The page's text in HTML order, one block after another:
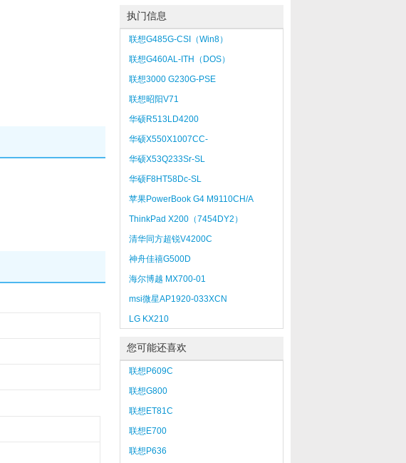
执门信息
联想G485G-CSI（Win8）
联想G460AL-ITH（DOS）
联想3000 G230G-PSE
联想昭阳V71
N1800X5256M030GDOxU
华硕R513LD4200
华硕X550X1007CC-
SL（2GB/500GB）
华硕X53Q233Sr-SL
华硕F8HT58Dc-SL
苹果PowerBook G4 M9110CH/A
ThinkPad X200（7454DY2）
清华同方超锐V4200C
神舟佳禧G500D
海尔博越 MX700-01
msi微星AP1920-033XCN
LG KX210
您可能还喜欢
联想P609C
联想G800
联想ET81C
联想E700
联想P636